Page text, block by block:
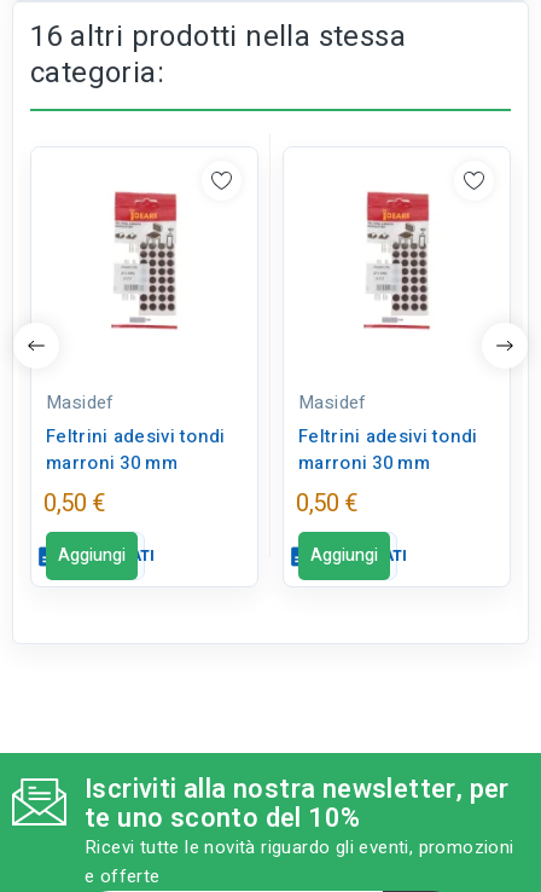
16 altri prodotti nella stessa
categoria:
Masidef
Feltrini adesivi tondi
marroni 30 mm
0,50 €
descriptionSCHEDA DATI
Scheda dati close
tune RC LABEL
Disponibile in negozio
Aggiungi
Masidef
Feltrini adesivi tondi
marroni 30 mm
0,50 €
descriptionSCHEDA DATI
Scheda dati close
tune RC LABEL
Disponibile in negozio
Aggiungi
Iscriviti alla nostra newsletter, per
te uno sconto del 10%
Ricevi tutte le novità riguardo gli eventi, promozioni
e offerte